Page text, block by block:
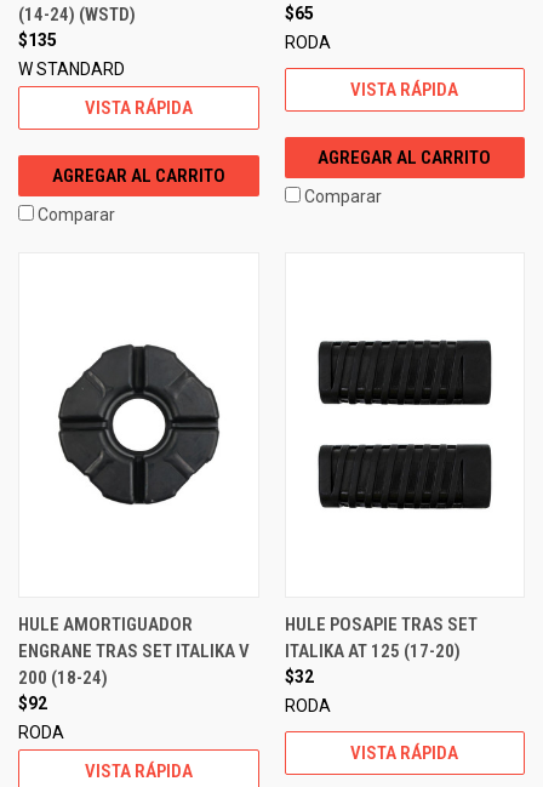
(14-24) (WSTD)
$135
W STANDARD
VISTA RÁPIDA
AGREGAR AL CARRITO
Comparar
$65
RODA
VISTA RÁPIDA
AGREGAR AL CARRITO
Comparar
HULE AMORTIGUADOR
ENGRANE TRAS SET ITALIKA V
200 (18-24)
$92
RODA
VISTA RÁPIDA
HULE POSAPIE TRAS SET
ITALIKA AT 125 (17-20)
$32
RODA
VISTA RÁPIDA